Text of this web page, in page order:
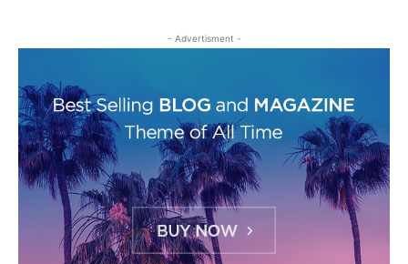
- Advertisment -